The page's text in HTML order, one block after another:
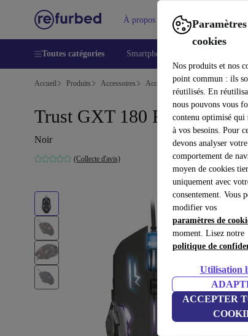
Paramètres
cookies
Nos produits et nos
point commun : ils
réutilisés. En
nous pouvons vous
contenu optimisé qui
à vos besoins. Pour
devons analyser votre
comportement de
moyen de cookies
uniquement avec
consentement. Vous
modifier vos
paramètres de
moment. Lisez notre
politique de
Utilisation
ACCEPTER
À propos Aide
Toutes catégories Smartphones
Accueil Produits Accessoires Accessoires Ordinateur Souris
Trust GXT 180 Rava
Noir
(Collecte d'avis)